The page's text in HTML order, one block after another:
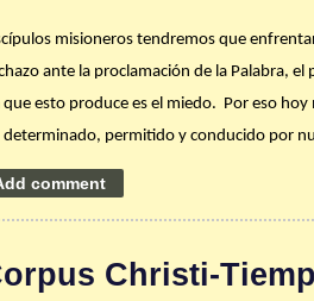
misioneros tendremos que
ante la proclamación de la Palabra,
que esto produce es el miedo. Por eso hoy
determinado, permitido y conducido por
invito a revisar con qué frecuencia
Christi-